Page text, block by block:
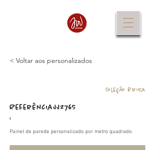
< Voltar aos personalizados
Coleção Brisa
Referência
:
JJ2765
Painel de parede personalizado por metro quadrado.